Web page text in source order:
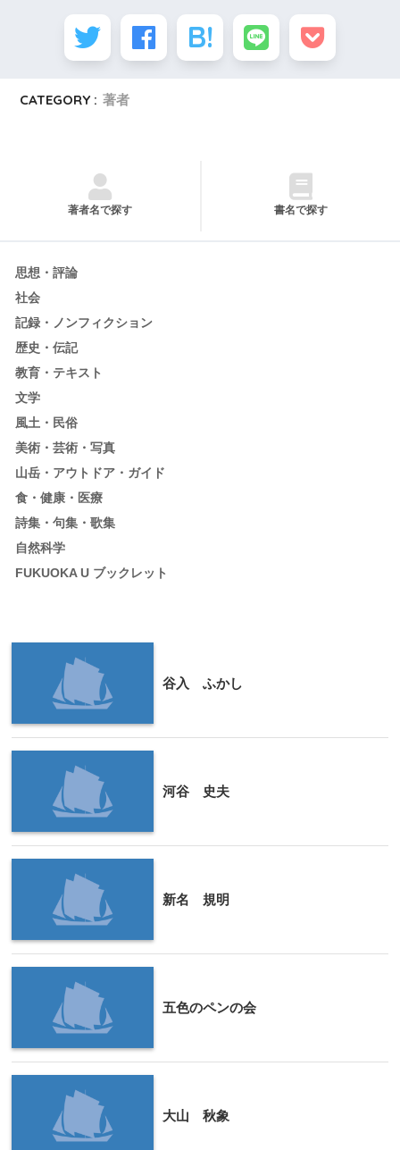
CATEGORY : 著者
著者名で探す 書名で探す
思想・評論
社会
記録・ノンフィクション
歴史・伝記
教育・テキスト
文学
風土・民俗
美術・芸術・写真
山岳・アウトドア・ガイド
食・健康・医療
詩集・句集・歌集
自然科学
FUKUOKA U ブックレット
谷入 ふかし
河谷 史夫
新名 規明
五色のペンの会
大山 秋象